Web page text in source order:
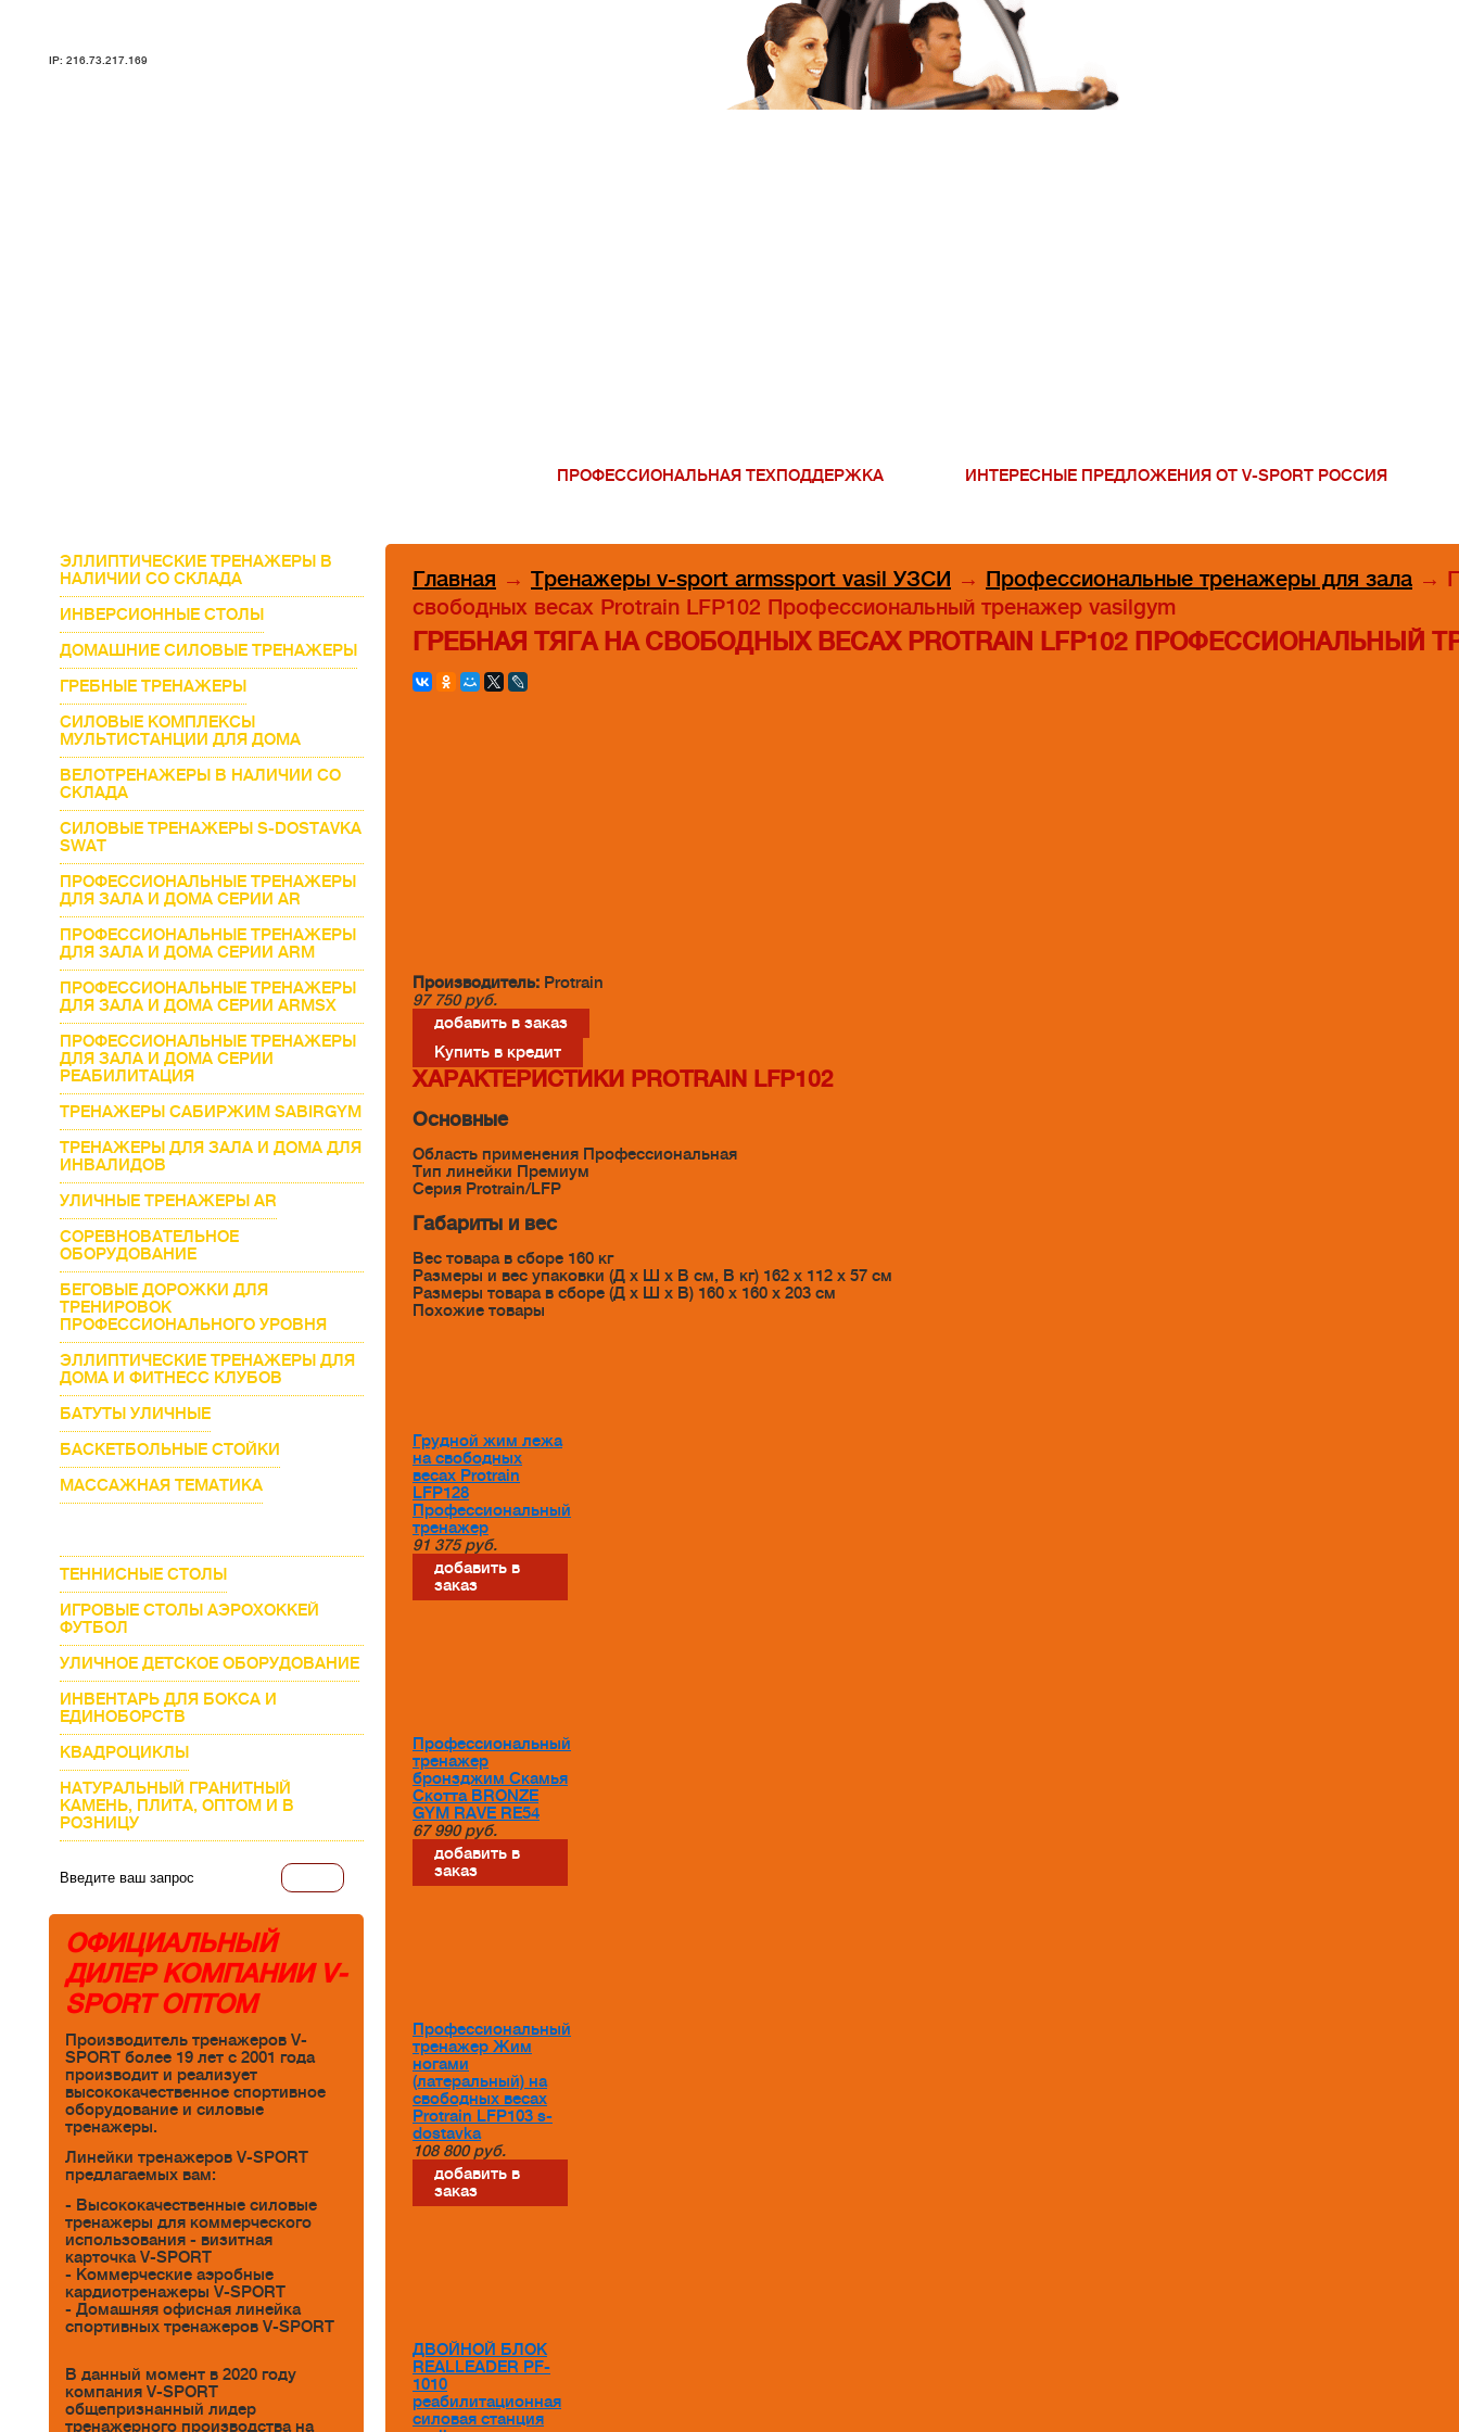
IP: 216.73.217.169
ПРОФЕССИОНАЛЬНАЯ ТЕХПОДДЕРЖКА ИНТЕРЕСНЫЕ ПРЕДЛОЖЕНИЯ ОТ V-SPORT РОССИЯ
ЭЛЛИПТИЧЕСКИЕ ТРЕНАЖЕРЫ В
НАЛИЧИИ СО СКЛАДА
ИНВЕРСИОННЫЕ СТОЛЫ
ДОМАШНИЕ СИЛОВЫЕ ТРЕНАЖЕРЫ
ГРЕБНЫЕ ТРЕНАЖЕРЫ
СИЛОВЫЕ КОМПЛЕКСЫ
МУЛЬТИСТАНЦИИ ДЛЯ ДОМА
ВЕЛОТРЕНАЖЕРЫ В НАЛИЧИИ СО
СКЛАДА
СИЛОВЫЕ ТРЕНАЖЕРЫ S-DOSTAVKA
SWAT
ПРОФЕССИОНАЛЬНЫЕ ТРЕНАЖЕРЫ
ДЛЯ ЗАЛА И ДОМА СЕРИИ AR
ПРОФЕССИОНАЛЬНЫЕ ТРЕНАЖЕРЫ
ДЛЯ ЗАЛА И ДОМА СЕРИИ ARM
ПРОФЕССИОНАЛЬНЫЕ ТРЕНАЖЕРЫ
ДЛЯ ЗАЛА И ДОМА СЕРИИ ARMSX
ПРОФЕССИОНАЛЬНЫЕ ТРЕНАЖЕРЫ
ДЛЯ ЗАЛА И ДОМА СЕРИИ
РЕАБИЛИТАЦИЯ
ТРЕНАЖЕРЫ САБИРЖИМ SABIRGYM
ТРЕНАЖЕРЫ ДЛЯ ЗАЛА И ДОМА ДЛЯ
ИНВАЛИДОВ
УЛИЧНЫЕ ТРЕНАЖЕРЫ AR
СОРЕВНОВАТЕЛЬНОЕ
ОБОРУДОВАНИЕ
БЕГОВЫЕ ДОРОЖКИ ДЛЯ
ТРЕНИРОВОК
ПРОФЕССИОНАЛЬНОГО УРОВНЯ
ЭЛЛИПТИЧЕСКИЕ ТРЕНАЖЕРЫ ДЛЯ
ДОМА И ФИТНЕСС КЛУБОВ
БАТУТЫ УЛИЧНЫЕ
БАСКЕТБОЛЬНЫЕ СТОЙКИ
МАССАЖНАЯ ТЕМАТИКА
ТЕННИСНЫЕ СТОЛЫ
ИГРОВЫЕ СТОЛЫ АЭРОХОККЕЙ
ФУТБОЛ
УЛИЧНОЕ ДЕТСКОЕ ОБОРУДОВАНИЕ
ИНВЕНТАРЬ ДЛЯ БОКСА И
ЕДИНОБОРСТВ
КВАДРОЦИКЛЫ
НАТУРАЛЬНЫЙ ГРАНИТНЫЙ
КАМЕНЬ, ПЛИТА, ОПТОМ И В
РОЗНИЦУ
ОФИЦИАЛЬНЫЙ
ДИЛЕР КОМПАНИИ V-
SPORT ОПТОМ
Производитель тренажеров V-
SPORT более 19 лет с 2001 года
производит и реализует
высококачественное спортивное
оборудование и силовые
тренажеры.
Линейки тренажеров V-SPORT
предлагаемых вам:
- Высококачественные силовые
тренажеры для коммерческого
использования - визитная
карточка V-SPORT
- Коммерческие аэробные
кардиотренажеры V-SPORT
- Домашняя офисная линейка
спортивных тренажеров V-SPORT
В данный момент в 2020 году
компания V-SPORT
общепризнанный лидер
тренажерного производства на
Главная → Тренажеры v-sport armssport vasil УЗСИ → Профессиональные тренажеры для зала →
свободных весах Protrain LFP102 Профессиональный тренажер vasilgym
ГРЕБНАЯ ТЯГА НА СВОБОДНЫХ ВЕСАХ PROTRAIN LFP102 ПРОФЕССИОНАЛЬНЫЙ
Производитель: Protrain
97 750 руб.
добавить в заказ
Купить в кредит
ХАРАКТЕРИСТИКИ PROTRAIN LFP102
Основные
Область применения Профессиональная
Тип линейки Премиум
Серия Protrain/LFP
Габариты и вес
Вес товара в сборе 160 кг
Размеры и вес упаковки (Д x Ш x В см, В кг) 162 х 112 х 57 см
Размеры товара в сборе (Д x Ш x В) 160 х 160 х 203 см
Похожие товары
Грудной жим лежа
на свободных
весах Protrain
LFP128
Профессиональный
тренажер
91 375 руб.
добавить в
заказ
Профессиональный
тренажер
бронзджим Скамья
Скотта BRONZE
GYM RAVE RE54
67 990 руб.
добавить в
заказ
Профессиональный
тренажер Жим
ногами
(латеральный) на
свободных весах
Protrain LFP103 s-
dostavka
108 800 руб.
добавить в
заказ
ДВОЙНОЙ БЛОК
REALLEADER PF-
1010
реабилитационная
силовая станция